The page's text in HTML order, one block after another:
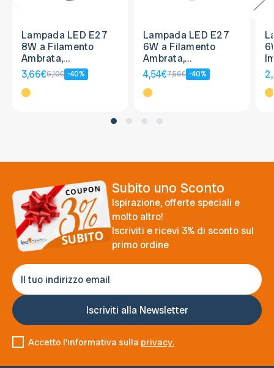
Lampada LED E27
8W a Filamento
Ambrata,
Dimmerabile - A60
3,66€6,10€ -40%
Lampada LED E27
6W a Filamento
Ambrata,
Dimmerabile - G95
4,54€7,56€ -40%
Subito uno Sconto
Ispirazione, offerte speciali e
molto altro!
Iscriviti e ricevi 3% di sconto sul
primo ordine
Accetto l'informativa sulla privacy.